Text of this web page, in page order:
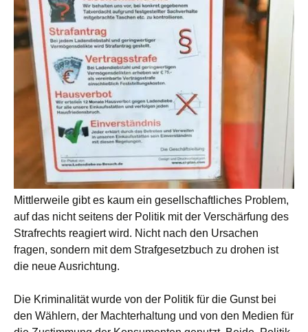
Mittlerweile gibt es kaum ein gesellschaftliches Problem,
auf das nicht seitens der Politik mit der Verschärfung des
Strafrechts reagiert wird. Nicht nach den Ursachen
fragen, sondern mit dem Strafgesetzbuch zu drohen ist
die neue Ausrichtung.
Die Kriminalität wurde von der Politik für die Gunst bei
den Wählern, der Machterhaltung und von den Medien für